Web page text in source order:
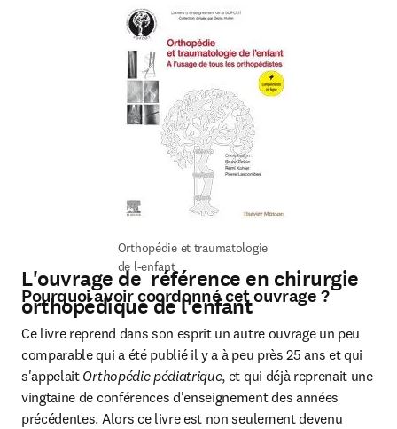
Orthopédie et traumatologie
de l-enfant
L'ouvrage de référence en chirurgie
orthopédique de l'enfant
Pourquoi avoir coordonné cet ouvrage ?
Ce livre reprend dans son esprit un autre ouvrage un peu
comparable qui a été publié il y a à peu près 25 ans et qui
s'appelait Orthopédie pédiatrique, et qui déjà reprenait une
vingtaine de conférences d'enseignement des années
précédentes. Alors ce livre est non seulement devenu